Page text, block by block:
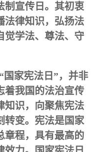
制宣传日。其初衷
法律知识，弘扬法
觉学法、尊法、守
国家宪法日”，并非
着我国的法治宣传
知识，向聚焦宪法
转变。宪法是国家
章程，具有最高的